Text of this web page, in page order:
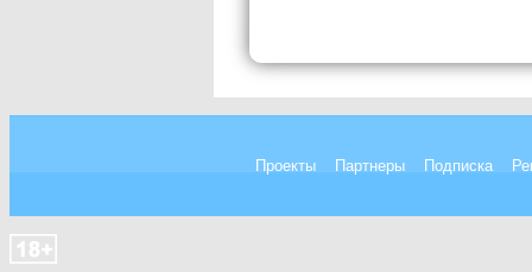
Проекты Партнеры Подписка